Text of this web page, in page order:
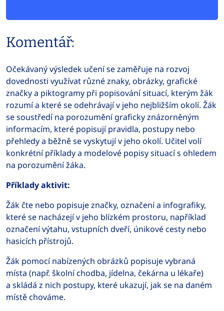
Komentář:
Očekávaný výsledek učení se zaměřuje na rozvoj
dovednosti využívat různé znaky, obrázky, grafické
značky a piktogramy při popisování situací, kterým žák
rozumí a které se odehrávají v jeho nejbližším okolí. Žák
se soustředí na porozumění graficky znázorněným
informacím, které popisují pravidla, postupy nebo
přehledy a běžně se vyskytují v jeho okolí. Učitel volí
konkrétní příklady a modelové popisy situací s ohledem
na porozumění žáka.
Příklady aktivit:
Žák čte nebo popisuje značky, označení a infografiky,
které se nacházejí v jeho blízkém prostoru, například
označení výtahu, vstupních dveří, únikové cesty nebo
hasicích přístrojů.
Žák pomocí nabízených obrázků popisuje vybraná
místa (např. školní chodba, jídelna, čekárna u lékaře)
a skládá z nich postupy, které ukazují, jak se na daném
místě chováme.